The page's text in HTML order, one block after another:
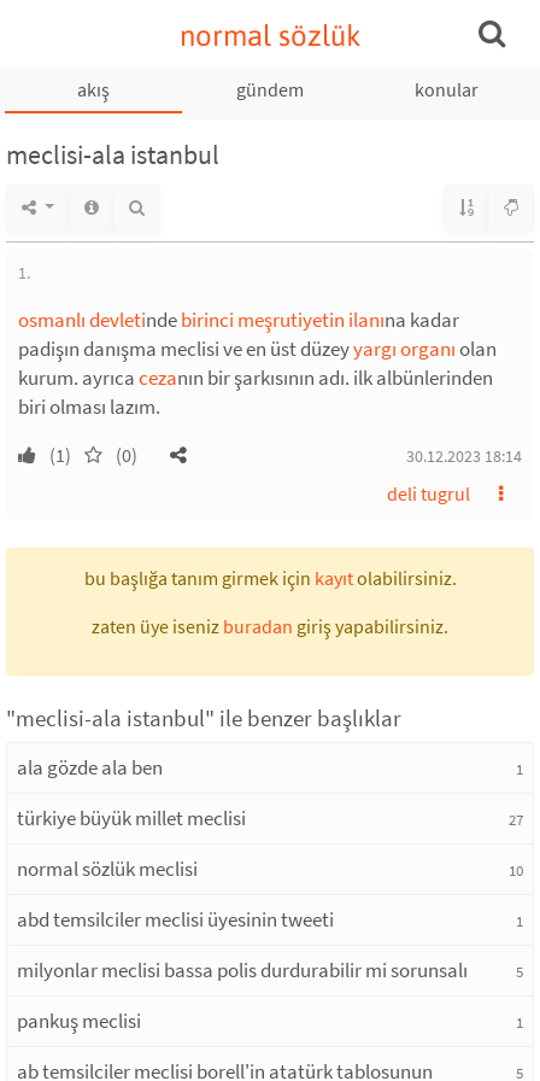
normal sözlük
akış gündem konular
meclisi-ala istanbul
1.
osmanlı devletindebirinci meşrutiyetin ilanına kadar
padişın danışma meclisi ve en üst düzeyyargı organıolan
kurum. ayrıcacezanın bir şarkısının adı. ilk albünlerinden
biri olması lazım.
(1) (0) 30.12.2023 18:14
deli tugrul
bu başlığa tanım girmek için kayıtolabilirsiniz.
zaten üye iseniz buradan giriş yapabilirsiniz.
"meclisi-ala istanbul" ile benzer başlıklar
ala gözde ala ben 1
türkiye büyük millet meclisi 27
normal sözlük meclisi 10
abd temsilciler meclisi üyesinin tweeti 1
milyonlar meclisi bassa polis durdurabilir mi sorunsalı 5
pankuş meclisi 1
ab temsilciler meclisi borell'in atatürk tablosunun 5